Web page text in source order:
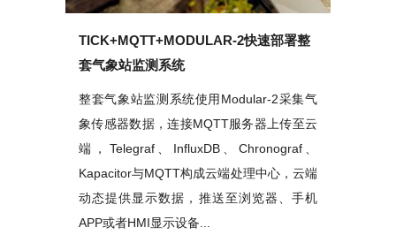
TICK+MQTT+MODULAR-2快速部署整
套气象站监测系统
整套气象站监测系统使用Modular-2采集气
象传感器数据，连接MQTT服务器上传至云
端，Telegraf、InfluxDB、Chronograf、
Kapacitor与MQTT构成云端处理中心，云端
动态提供显示数据，推送至浏览器、手机
APP或者HMI显示设备...